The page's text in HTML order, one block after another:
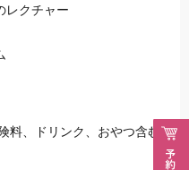
レクチャー
料、ドリンク、おやつ含む